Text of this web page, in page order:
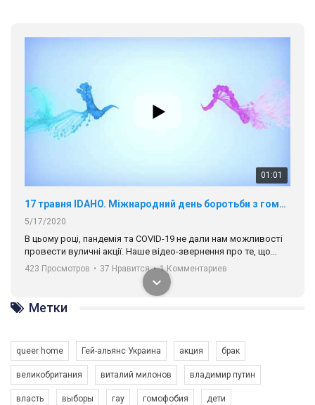
01:01
17 травня IDAHO. Міжнародний день боротьби з гомофобією трансфобією і біфобія.
5/17/2020
В цьому році, пандемія та COVІD-19 не дали нам можливості
провести вуличні акції. Наше відео-звернення про те, що
навіть коли ми у різних містах та не можемо зустрінеться, ми
разом. Ми закликаємо всіх хто поділяє цінності рівності та
солідарності, приєднатися до нас. Регіональні підрозділи
ГАУ є в 16 областях України.
Разом наш голос лунає гучніше!
423 Просмотров • 37 Нравится • 1 Комментариев
Метки
queer home Гей-альянс Украина акция брак
великобритания виталий милонов владимир путин
власть выборы гау гомофобия дети